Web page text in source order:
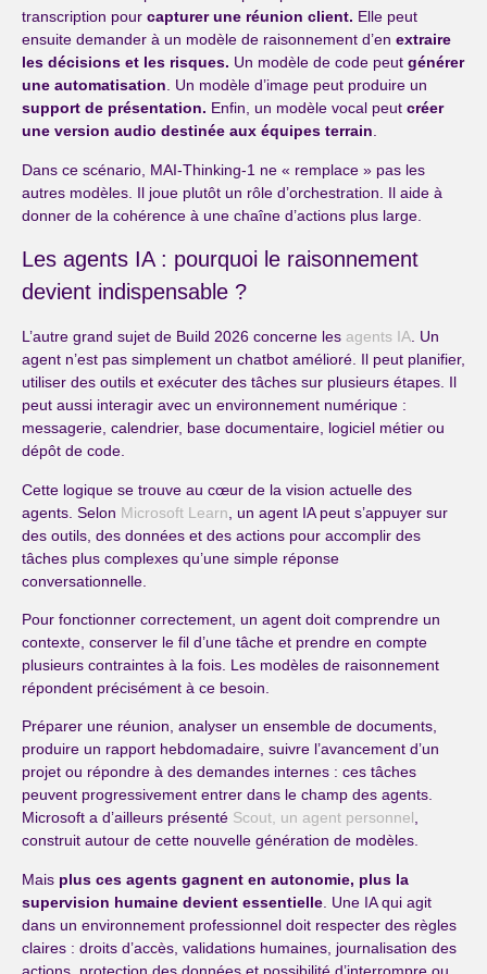
transcription pour capturer une réunion client. Elle peut
ensuite demander à un modèle de raisonnement d’en extraire
les décisions et les risques. Un modèle de code peut générer
une automatisation. Un modèle d’image peut produire un
support de présentation. Enfin, un modèle vocal peut créer
une version audio destinée aux équipes terrain.
Dans ce scénario, MAI-Thinking-1 ne « remplace » pas les
autres modèles. Il joue plutôt un rôle d’orchestration. Il aide à
donner de la cohérence à une chaîne d’actions plus large.
Les agents IA : pourquoi le raisonnement
devient indispensable ?
L’autre grand sujet de Build 2026 concerne les agents IA. Un
agent n’est pas simplement un chatbot amélioré. Il peut planifier,
utiliser des outils et exécuter des tâches sur plusieurs étapes. Il
peut aussi interagir avec un environnement numérique :
messagerie, calendrier, base documentaire, logiciel métier ou
dépôt de code.
Cette logique se trouve au cœur de la vision actuelle des
agents. Selon Microsoft Learn , un agent IA peut s’appuyer sur
des outils, des données et des actions pour accomplir des
tâches plus complexes qu’une simple réponse
conversationnelle.
Pour fonctionner correctement, un agent doit comprendre un
contexte, conserver le fil d’une tâche et prendre en compte
plusieurs contraintes à la fois. Les modèles de raisonnement
répondent précisément à ce besoin.
Préparer une réunion, analyser un ensemble de documents,
produire un rapport hebdomadaire, suivre l’avancement d’un
projet ou répondre à des demandes internes : ces tâches
peuvent progressivement entrer dans le champ des agents.
Microsoft a d’ailleurs présenté Scout, un agent personnel,
construit autour de cette nouvelle génération de modèles.
Mais plus ces agents gagnent en autonomie, plus la
supervision humaine devient essentielle . Une IA qui agit
dans un environnement professionnel doit respecter des règles
claires : droits d’accès, validations humaines, journalisation des